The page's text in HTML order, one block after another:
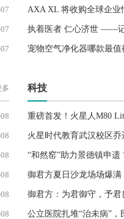
AXA XL 将收购全球企业
执着医者 仁心济世 ——记巴中陈建忠（中西
宠物空气净化器哪款最值得买
多 科技
重磅首发！火星人M80 Lite领衔
火星时代教育武汉校区乔迁
“和然窑”助力景德镇申
御君方夏日沙龙场场爆满！御君方
御君方：为君御守，予君良方——打造
公立医院扎堆“治未病”，